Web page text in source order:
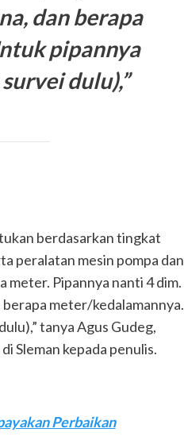
dan berapa
pipannya
dulu),”
berdasarkan tingkat
peralatan mesin pompa dan
meter. Pipannya nanti 4 dim.
meter/kedalamannya.
tanya Agus Gudeg,
Sleman kepada penulis.
Perbaikan